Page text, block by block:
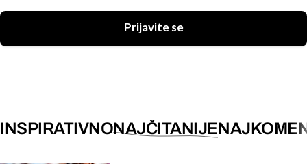
Prijavite se
INSPIRATIVNONAJČITANIJE